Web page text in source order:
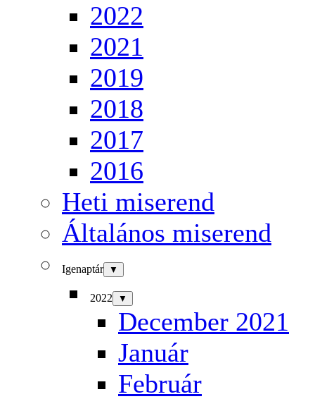
2022
2021
2019
2018
2017
2016
Heti miserend
Általános miserend
Igenaptár ▼
2022 ▼
December 2021
Január
Február